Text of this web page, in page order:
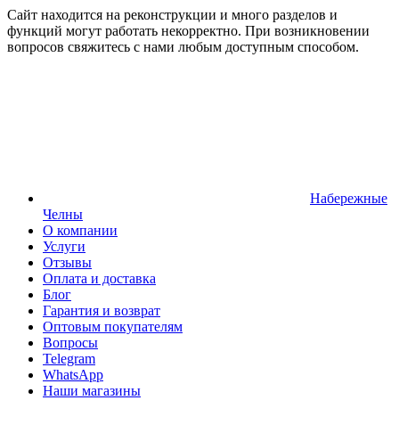
Сайт находится на реконструкции и много разделов и
функций могут работать некорректно. При возникновении
вопросов свяжитесь с нами любым доступным способом.
Набережные
Челны
О компании
Услуги
Отзывы
Оплата и доставка
Блог
Гарантия и возврат
Оптовым покупателям
Вопросы
Telegram
WhatsApp
Наши магазины